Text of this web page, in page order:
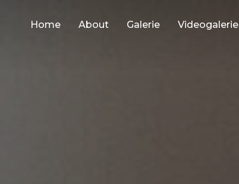
Home About Galerie Videogalerie